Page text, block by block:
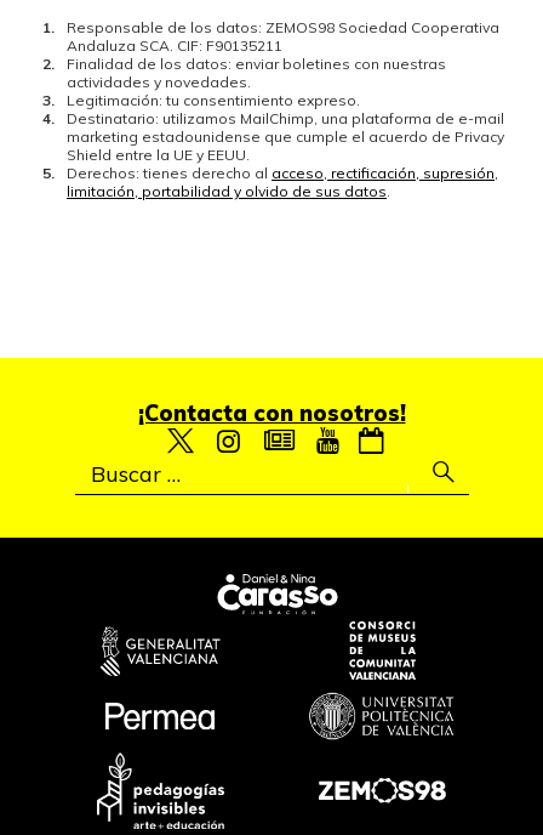
Responsable de los datos: ZEMOS98 Sociedad Cooperativa
Andaluza SCA. CIF: F90135211
Finalidad de los datos: enviar boletines con nuestras
actividades y novedades.
Legitimación: tu consentimiento expreso.
Destinatario: utilizamos MailChimp, una plataforma de e-mail
marketing estadounidense que cumple el acuerdo de Privacy
Shield entre la UE y EEUU.
Derechos: tienes derecho al acceso, rectificación, supresión,
limitación, portabilidad y olvido de sus datos
¡Contacta con nosotros!